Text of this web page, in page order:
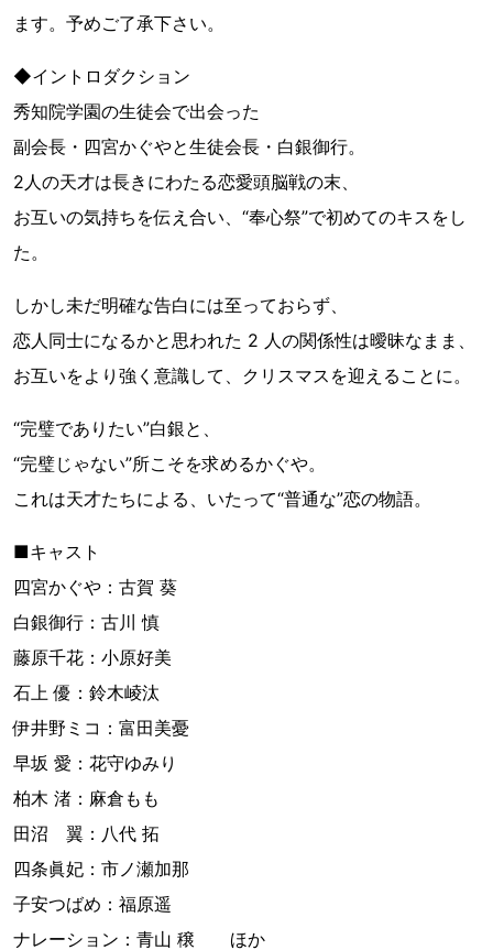
ます。予めご了承下さい。
◆イントロダクション
秀知院学園の生徒会で出会った
副会長・四宮かぐやと生徒会長・白銀御行。
2人の天才は長きにわたる恋愛頭脳戦の末、
お互いの気持ちを伝え合い、“奉心祭”で初めてのキスをし
た。
しかし未だ明確な告白には至っておらず、
恋人同士になるかと思われた 2 人の関係性は曖昧なまま、
お互いをより強く意識して、クリスマスを迎えることに。
“完璧でありたい”白銀と、
“完璧じゃない”所こそを求めるかぐや。
これは天才たちによる、いたって“普通な”恋の物語。
■キャスト
四宮かぐや：古賀 葵
白銀御行：古川 慎
藤原千花：小原好美
石上 優：鈴木崚汰
伊井野ミコ：富田美憂
早坂 愛：花守ゆみり
柏木 渚：麻倉もも
田沼 翼：八代 拓
四条眞妃：市ノ瀬加那
子安つばめ：福原遥
ナレーション：青山 穣 ほか